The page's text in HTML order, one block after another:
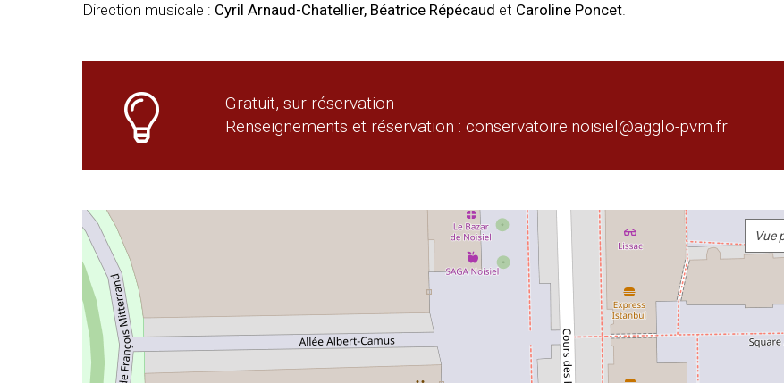
Direction musicale : Cyril Arnaud-Chatellier, Béatrice Répécaud et Caroline Poncet.
Gratuit, sur réservation
Renseignements et réservation : conservatoire.noisiel@agglo-pvm.fr